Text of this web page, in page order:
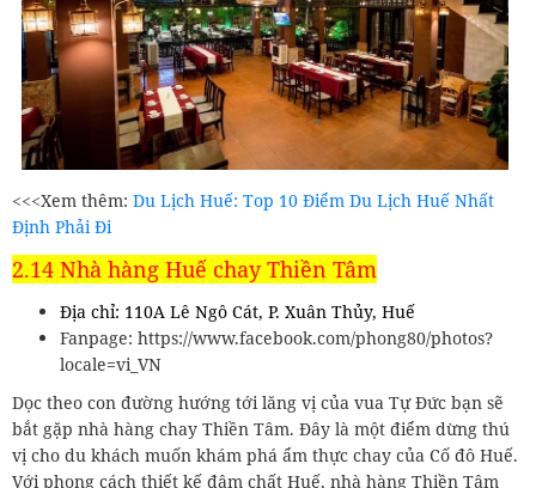
<<<Xem thêm: Du Lịch Huế: Top 10 Điểm Du Lịch Huế Nhất
Định Phải Đi
2.14 Nhà hàng Huế chay Thiền Tâm
Địa chỉ: 110A Lê Ngô Cát, P. Xuân Thủy, Huế
Fanpage: https://www.facebook.com/phong80/photos?
locale=vi_VN
Dọc theo con đường hướng tới lăng vị của vua Tự Đức bạn sẽ
bắt gặp nhà hàng chay Thiền Tâm. Đây là một điểm dừng thú
vị cho du khách muốn khám phá ẩm thực chay của Cố đô Huế.
Với phong cách thiết kế đậm chất Huế, nhà hàng Thiền Tâm